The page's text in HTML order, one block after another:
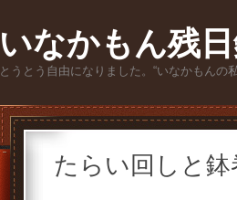
いなかもん残
とうとう自由になりました。“いなかもんの
たらい回しと鉢